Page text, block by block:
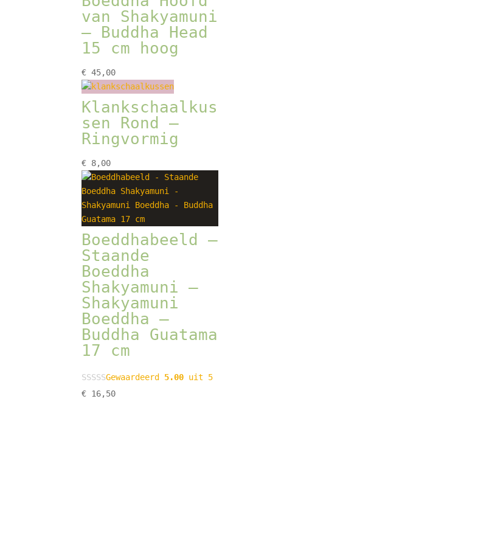
van Shakyamuni
– Buddha Head
15 cm hoog
€ 45,00
Klankschaalkus
sen Rond –
Ringvormig
€ 8,00
Boeddhabeeld –
Staande
Boeddha
Shakyamuni –
Shakyamuni
Boeddha –
Buddha Guatama
17 cm
Gewaardeerd 5.00 uit 5
€ 16,50